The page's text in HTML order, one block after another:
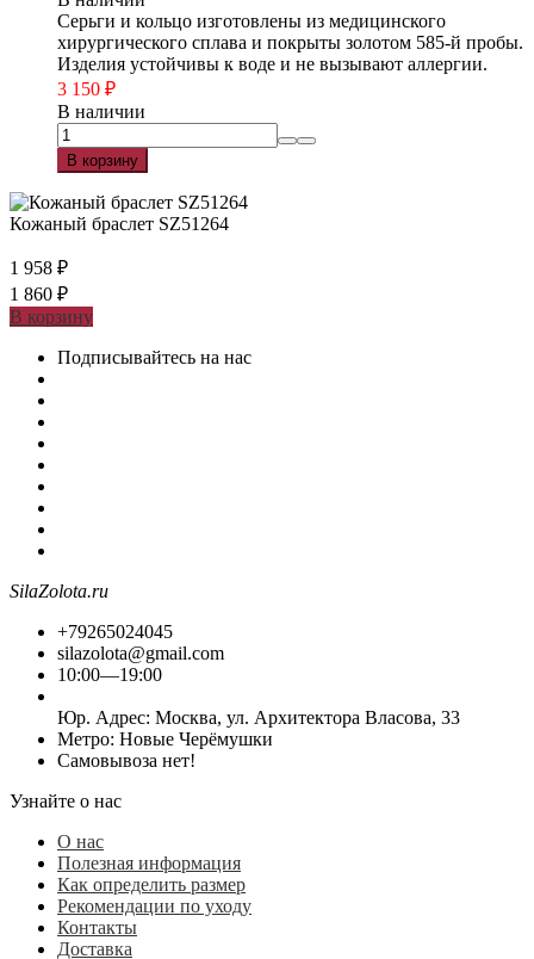
Серьги и кольцо изготовлены из медицинского
хирургического сплава и покрыты золотом 585-й пробы.
Изделия устойчивы к воде и не вызывают аллергии.
3 150 ₽
В наличии
В корзину
Кожаный браслет SZ51264
1 958 ₽
1 860 ₽
В корзину
Подписывайтесь на нас
SilaZolota.ru
+79265024045
silazolota@gmail.com
10:00—19:00
Юр. Адреc: Москва, ул. Архитектора Власова, 33
Метро: Новые Черёмушки
Самовывоза нет!
Узнайте о нас
О нас
Полезная информация
Как определить размер
Рекомендации по уходу
Контакты
Доставка